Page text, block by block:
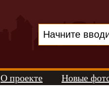
О проекте Новые